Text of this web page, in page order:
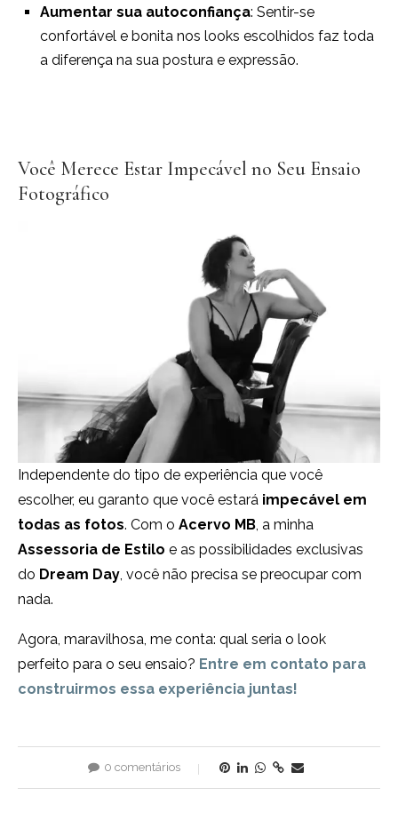
Aumentar sua autoconfiança: Sentir-se
confortável e bonita nos looks escolhidos faz toda
a diferença na sua postura e expressão.
Você Merece Estar Impecável no Seu Ensaio
Fotográfico
Independente do tipo de experiência que você
escolher, eu garanto que você estará impecável em
todas as fotos. Com o Acervo MB, a minha
Assessoria de Estilo e as possibilidades exclusivas
do Dream Day, você não precisa se preocupar com
nada.
Agora, maravilhosa, me conta: qual seria o look
perfeito para o seu ensaio? Entre em contato para
construirmos essa experiência juntas!
0 comentários